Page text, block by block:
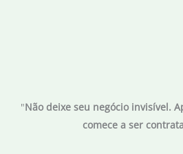
"Não deixe seu negócio invisível.
comece a ser